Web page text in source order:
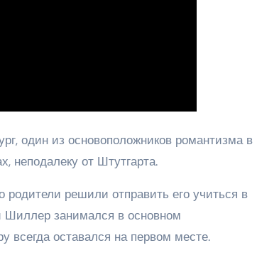
один из основоположников романтизма в
неподалеку от Штутгарта.
решили отправить его учиться в
Шиллер занимался в основном
всегда оставался на первом месте.